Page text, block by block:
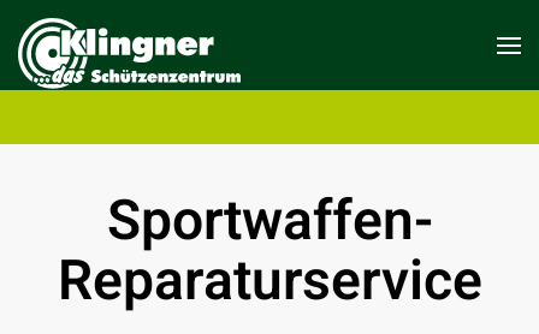
Sportwaffen-
Reparaturservice